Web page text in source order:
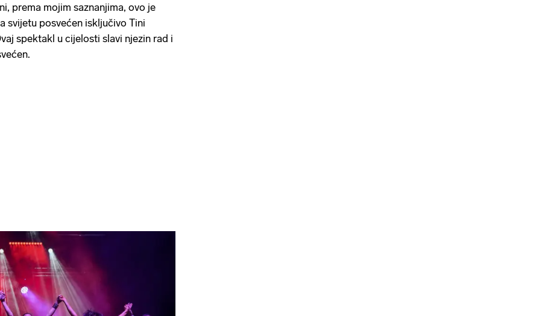
prema mojim saznanjima, ovo je
svijetu posvećen isključivo Tini
spektakl u cijelosti slavi njezin rad i